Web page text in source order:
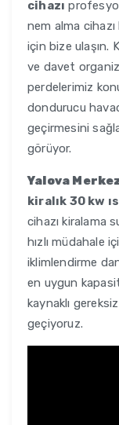
cihazı
nem alma
için bize ulaşın.
ve davet
perdelerimiz
dondurucu
geçirmesini
görüyor.
Yalova
kiralık 30 kw
cihazı kiralama
hızlı müdahale
iklimlendirme
en uygun
kaynaklı
geçiyoruz.